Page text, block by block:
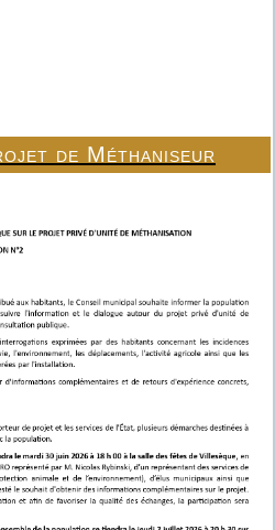
de Méthaniseur